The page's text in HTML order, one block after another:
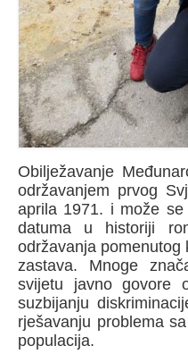
Obilježavanje
održavanjem prvog
aprila 1971. i može
datuma u historiji
održavanja pomenutog
zastava. Mnoge
svijetu javno govore
suzbijanju
rješavanju problema
populacija.